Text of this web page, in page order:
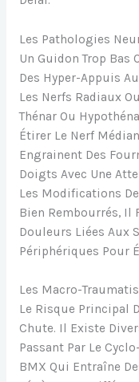
Les Pathologies
Un Guidon Trop Bas
Des Hyper-Appuis
Les Nerfs Radiaux
Thénar Ou
Étirer Le Nerf
Engrainent Des
Doigts Avec Une
Les Modifications
Bien Rembourrés, Il
Douleurs Liées Aux
Périphériques Pour
Les Macro-
Le Risque Principal
Chute. Il Existe
Passant Par Le
BMX Qui Entraîne